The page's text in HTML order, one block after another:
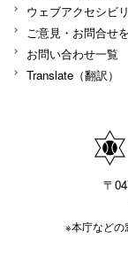
ウェブアクセシビ
ご意見・お問合せ
お問い合わせ一覧
Translate（翻訳）
〒
※本庁などの